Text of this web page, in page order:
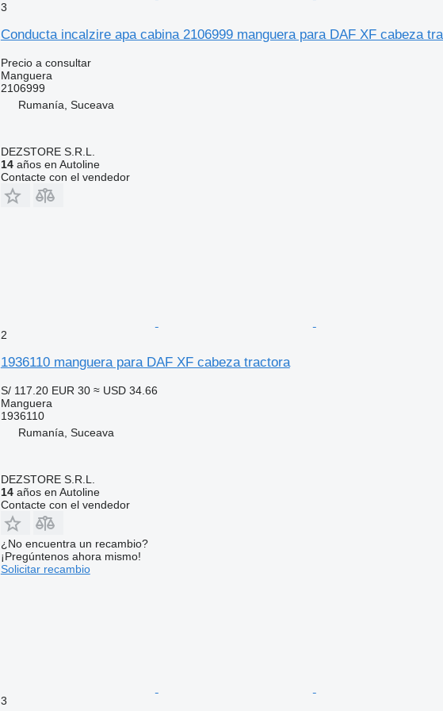
3
Conducta incalzire apa cabina 2106999 manguera para DAF XF cabeza
Precio a consultar
Manguera
2106999
Rumanía, Suceava
DEZSTORE S.R.L.
14años en Autoline
Contacte con el vendedor
2
1936110 manguera para DAF XF cabeza tractora
S/ 117.20 EUR 30 ≈ USD 34.66
Manguera
1936110
Rumanía, Suceava
DEZSTORE S.R.L.
14años en Autoline
Contacte con el vendedor
¿No encuentra un recambio?
¡Pregúntenos ahora mismo!
Solicitar recambio
3